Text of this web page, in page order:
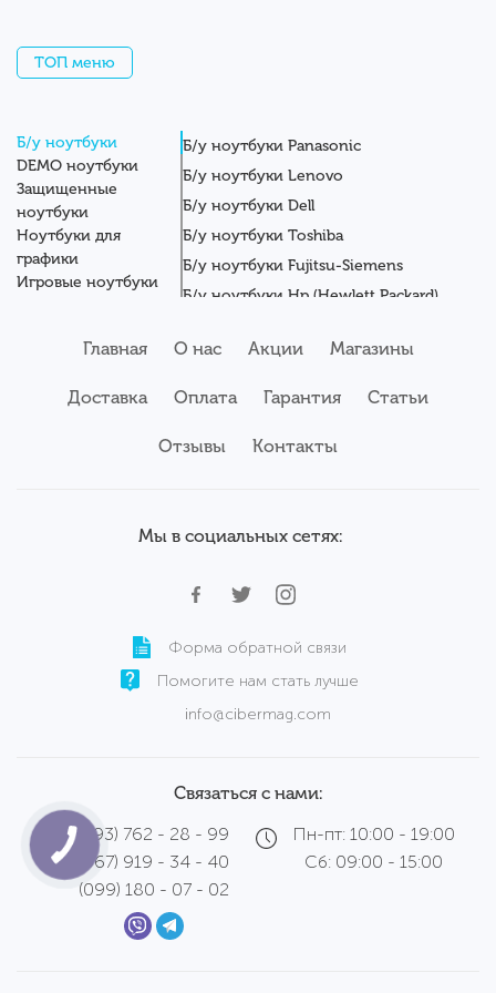
ТОП меню
Б/у ноутбуки
DEMO ноутбуки
Защищенные
ноутбуки
Ноутбуки для
графики
Игровые ноутбуки
Мониторы
Серверы
Б/у ноутбуки Panasonic
Б/у ноутбуки Lenovo
Б/у ноутбуки Dell
Б/у ноутбуки Toshiba
Б/у ноутбуки Fujitsu-Siemens
Б/у ноутбуки Hp (Hewlett Packard)
Б/у ноутбуки Asus
Б/у ноутбуки Samsung
Главная О нас Акции Магазины
Доставка Оплата Гарантия Статьи
Отзывы Контакты
Мы в социальных сетях:
Форма обратной связи
Помогите нам стать лучше
info@cibermag.com
Связаться с нами:
(093) 762 - 28 - 99
(067) 919 - 34 - 40
(099) 180 - 07 - 02
Пн-пт: 10:00 - 19:00
Сб: 09:00 - 15:00